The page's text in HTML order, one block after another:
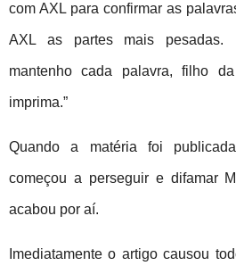
com AXL para confirmar as
AXL as partes mais pesadas.
mantenho cada palavra, filho
imprima.”
Quando a matéria foi
começou a perseguir e difamar
acabou por aí.
Imediatamente o artigo causou